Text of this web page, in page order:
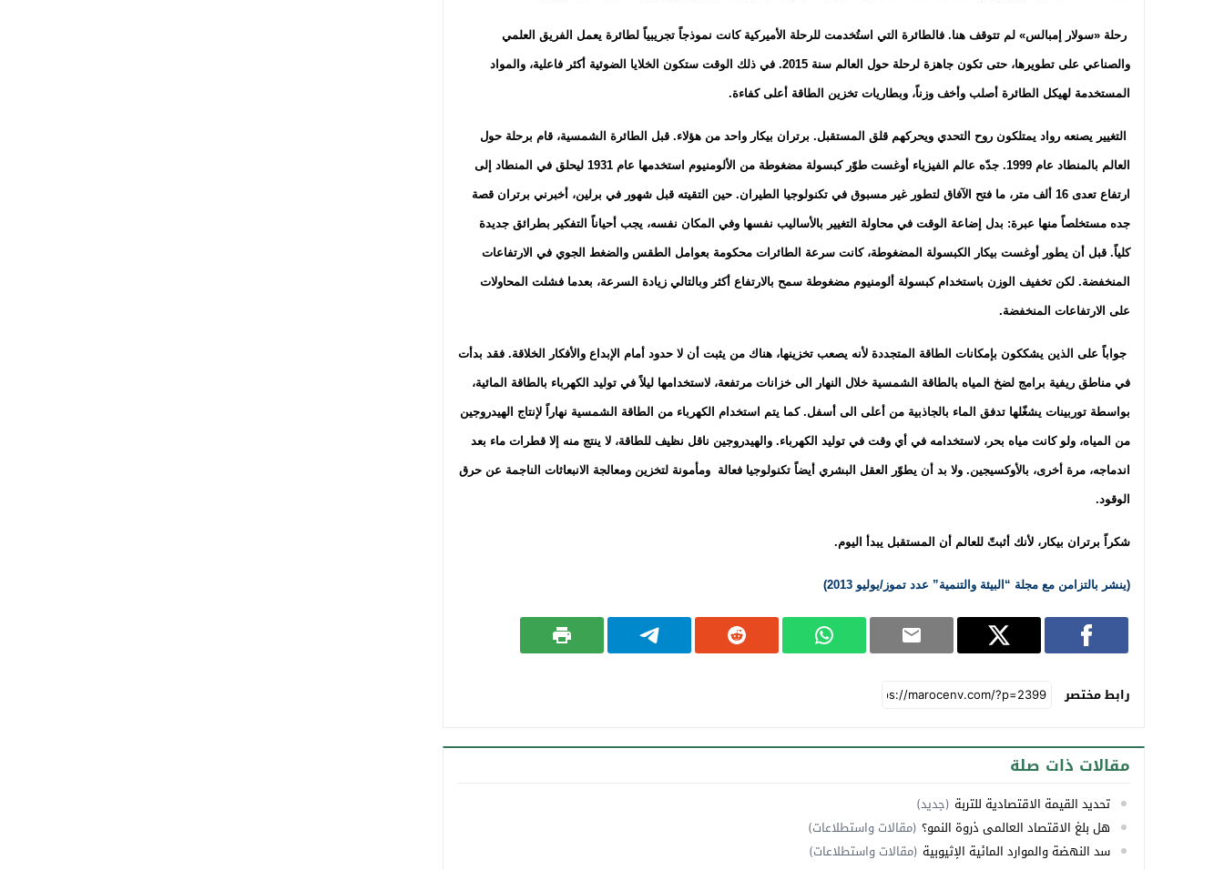
رحلة «سولار إمبالس» لم تتوقف هنا. فالطائرة التي استُخدمت للرحلة الأميركية كانت نموذجاً تجريبياً لطائرة يعمل الفريق العلمي
والصناعي على تطويرها، حتى تكون جاهزة لرحلة حول العالم سنة 2015. في ذلك الوقت ستكون الخلايا الضوئية أكثر فاعلية، والمواد
المستخدمة لهيكل الطائرة أصلب وأخف وزناً، وبطاريات تخزين الطاقة أعلى كفاءة.
التغيير يصنعه رواد يمتلكون روح التحدي ويحركهم قلق المستقبل. برتران بيكار واحد من هؤلاء. قبل الطائرة الشمسية، قام برحلة حول
العالم بالمنطاد عام 1999. جدّه عالم الفيزياء أوغست طوّر كبسولة مضغوطة من الألومنيوم استخدمها عام 1931 ليحلق في المنطاد إلى
ارتفاع تعدى 16 ألف متر، ما فتح الآفاق لتطور غير مسبوق في تكنولوجيا الطيران. حين التقيته قبل شهور في برلين، أخبرني برتران قصة
جده مستخلصاً منها عبرة: بدل إضاعة الوقت في محاولة التغيير بالأساليب نفسها وفي المكان نفسه، يجب أحياناً التفكير بطرائق جديدة
كلياً. قبل أن يطور أوغست بيكار الكبسولة المضغوطة، كانت سرعة الطائرات محكومة بعوامل الطقس والضغط الجوي في الارتفاعات
المنخفضة. لكن تخفيف الوزن باستخدام كبسولة ألومنيوم مضغوطة سمح بالارتفاع أكثر وبالتالي زيادة السرعة، بعدما فشلت المحاولات
على الارتفاعات المنخفضة.
جواباً على الذين يشككون بإمكانات الطاقة المتجددة لأنه يصعب تخزينها، هناك من يثبت أن لا حدود أمام الإبداع والأفكار الخلاقة. فقد بدأت
في مناطق ريفية برامج لضخ المياه بالطاقة الشمسية خلال النهار الى خزانات مرتفعة، لاستخدامها ليلاً في توليد الكهرباء بالطاقة المائية،
بواسطة توربينات يشغّلها تدفق الماء بالجاذبية من أعلى الى أسفل. كما يتم استخدام الكهرباء من الطاقة الشمسية نهاراً لإنتاج الهيدروجين
من المياه، ولو كانت مياه بحر، لاستخدامه في أي وقت في توليد الكهرباء. والهيدروجين ناقل نظيف للطاقة، لا ينتج منه إلا قطرات ماء بعد
اندماجه، مرة أخرى، بالأوكسيجين. ولا بد أن يطوّر العقل البشري أيضاً تكنولوجيا فعالة ومأمونة لتخزين ومعالجة الانبعاثات الناجمة عن حرق
الوقود.
شكراً برتران بيكار، لأنك أثبتّ للعالم أن المستقبل يبدأ اليوم.
(ينشر بالتزامن مع مجلة “البيئة والتنمية” عدد تموز/يوليو 2013)
رابط مختصر
مقالات ذات صلة
تحديد القيمة الاقتصادية للتربة (جديد)
هل بلغ الاقتصاد العالمي ذروة النمو؟ (مقالات واستطلاعات)
سد النهضة والموارد المائية الإثيوبية (مقالات واستطلاعات)